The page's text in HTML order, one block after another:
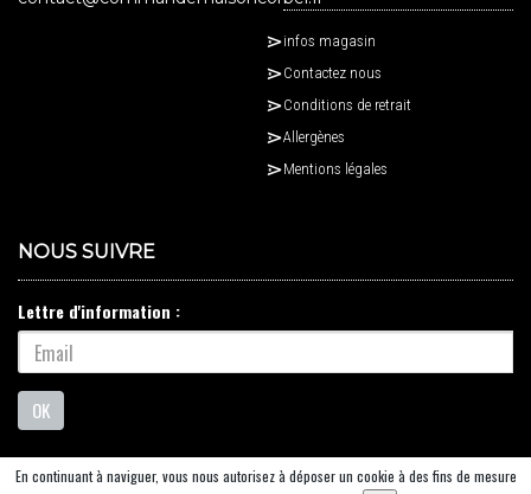
infos magasin
Contactez nous
Conditions de retrait
Allergènes
Mentions légales
NOUS SUIVRE
Lettre d'information :
OK
En continuant à naviguer, vous nous autorisez à déposer un cookie à des fins de mesure